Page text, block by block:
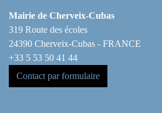
Mairie de Cherveix-Cubas
319 Route des écoles
24390 Cherveix-Cubas - FRANCE
+33 5 53 50 41 44
Contact par formulaire